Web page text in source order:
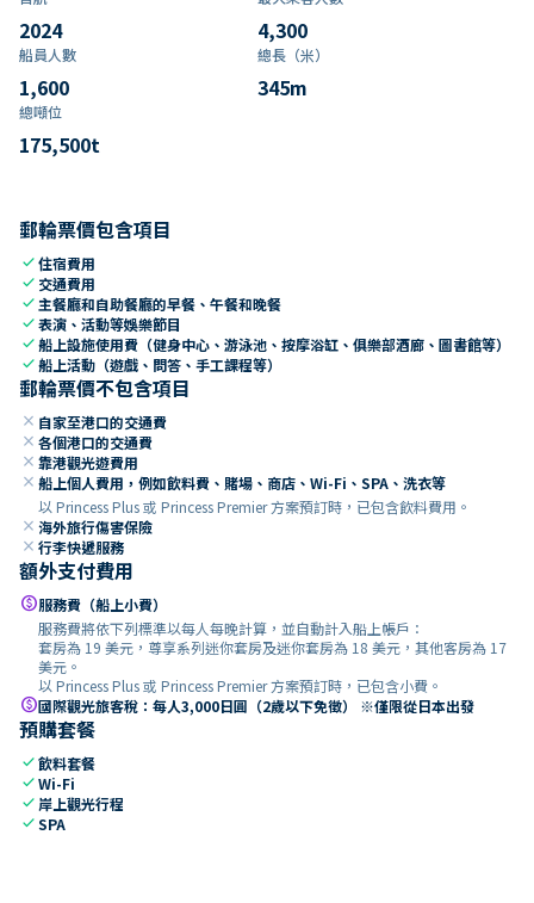
2024 4,300
船員人數
1,600
總長（米）
345m
總噸位
175,500t
郵輪票價包含項目
check住宿費用
check 交通費用
check 主餐廳和自助餐廳的早餐、午餐和晚餐
check表演、活動等娛樂節目
check船上設施使用費（健身中心、游泳池、按摩浴缸、俱樂部酒廊、圖書館等）
check船上活動（遊戲、問答、手工課程等）
郵輪票價不包含項目
close 自家至港口的交通費
close 各個港口的交通費
close 靠港觀光遊費用
close 船上個人費用，例如飲料費、賭場、商店、Wi-Fi、SPA、洗衣等
以 Princess Plus 或 Princess Premier 方案預訂時，已包含飲料費用。
close 海外旅行傷害保險
close 行李快遞服務
額外支付費用
paid服務費（船上小費）
服務費將依下列標準以每人每晚計算，並自動計入船上帳戶：
套房為 19 美元，尊享系列迷你套房及迷你套房為 18 美元，其他客房為 17
美元。
以 Princess Plus 或 Princess Premier 方案預訂時，已包含小費。
paid國際觀光旅客稅：每人3,000日圓（2歲以下免徵） ※僅限從日本出發
預購套餐
check飲料套餐
checkWi-Fi
check 岸上觀光行程
checkSPA